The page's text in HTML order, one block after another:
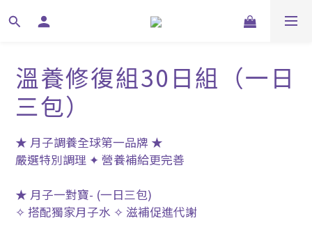
溫養修復組30日組（一日
三包）
★ 月子調養全球第一品牌 ★
嚴選特別調理 ✦ 營養補給更完善
★ 月子一對寶- (一日三包)
✧ 搭配獨家月子水 ✧ 滋補促進代謝